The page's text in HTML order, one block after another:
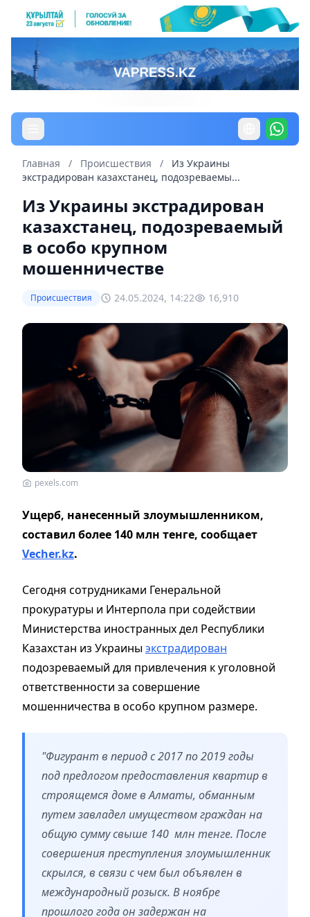
Главная / Происшествия /
Из Украины
экстрадирован казахстанец, подозреваемы...
Из Украины экстрадирован
казахстанец, подозреваемый
в особо крупном
мошенничестве
Происшествия 24.05.2024, 14:22 16,910
pexels.com
Ущерб, нанесенный злоумышленником,
составил более 140 млн тенге, сообщает
Vecher.kz.
Сегодня сотрудниками Генеральной
прокуратуры и Интерпола при содействии
Министерства иностранных дел Республики
Казахстан из Украиныэкстрадирован
подозреваемый для привлечения к уголовной
ответственности за совершение
мошенничества в особо крупном размере.
"Фигурант в период с 2017 по 2019 годы
под предлогом предоставления квартир в
строящемся доме в Алматы, обманным
путем завладел имуществом граждан на
общую сумму свыше 140 млн тенге. После
совершения преступления злоумышленник
скрылся, в связи с чем был объявлен в
международный розыск. В ноябре
прошлого года он задержан на